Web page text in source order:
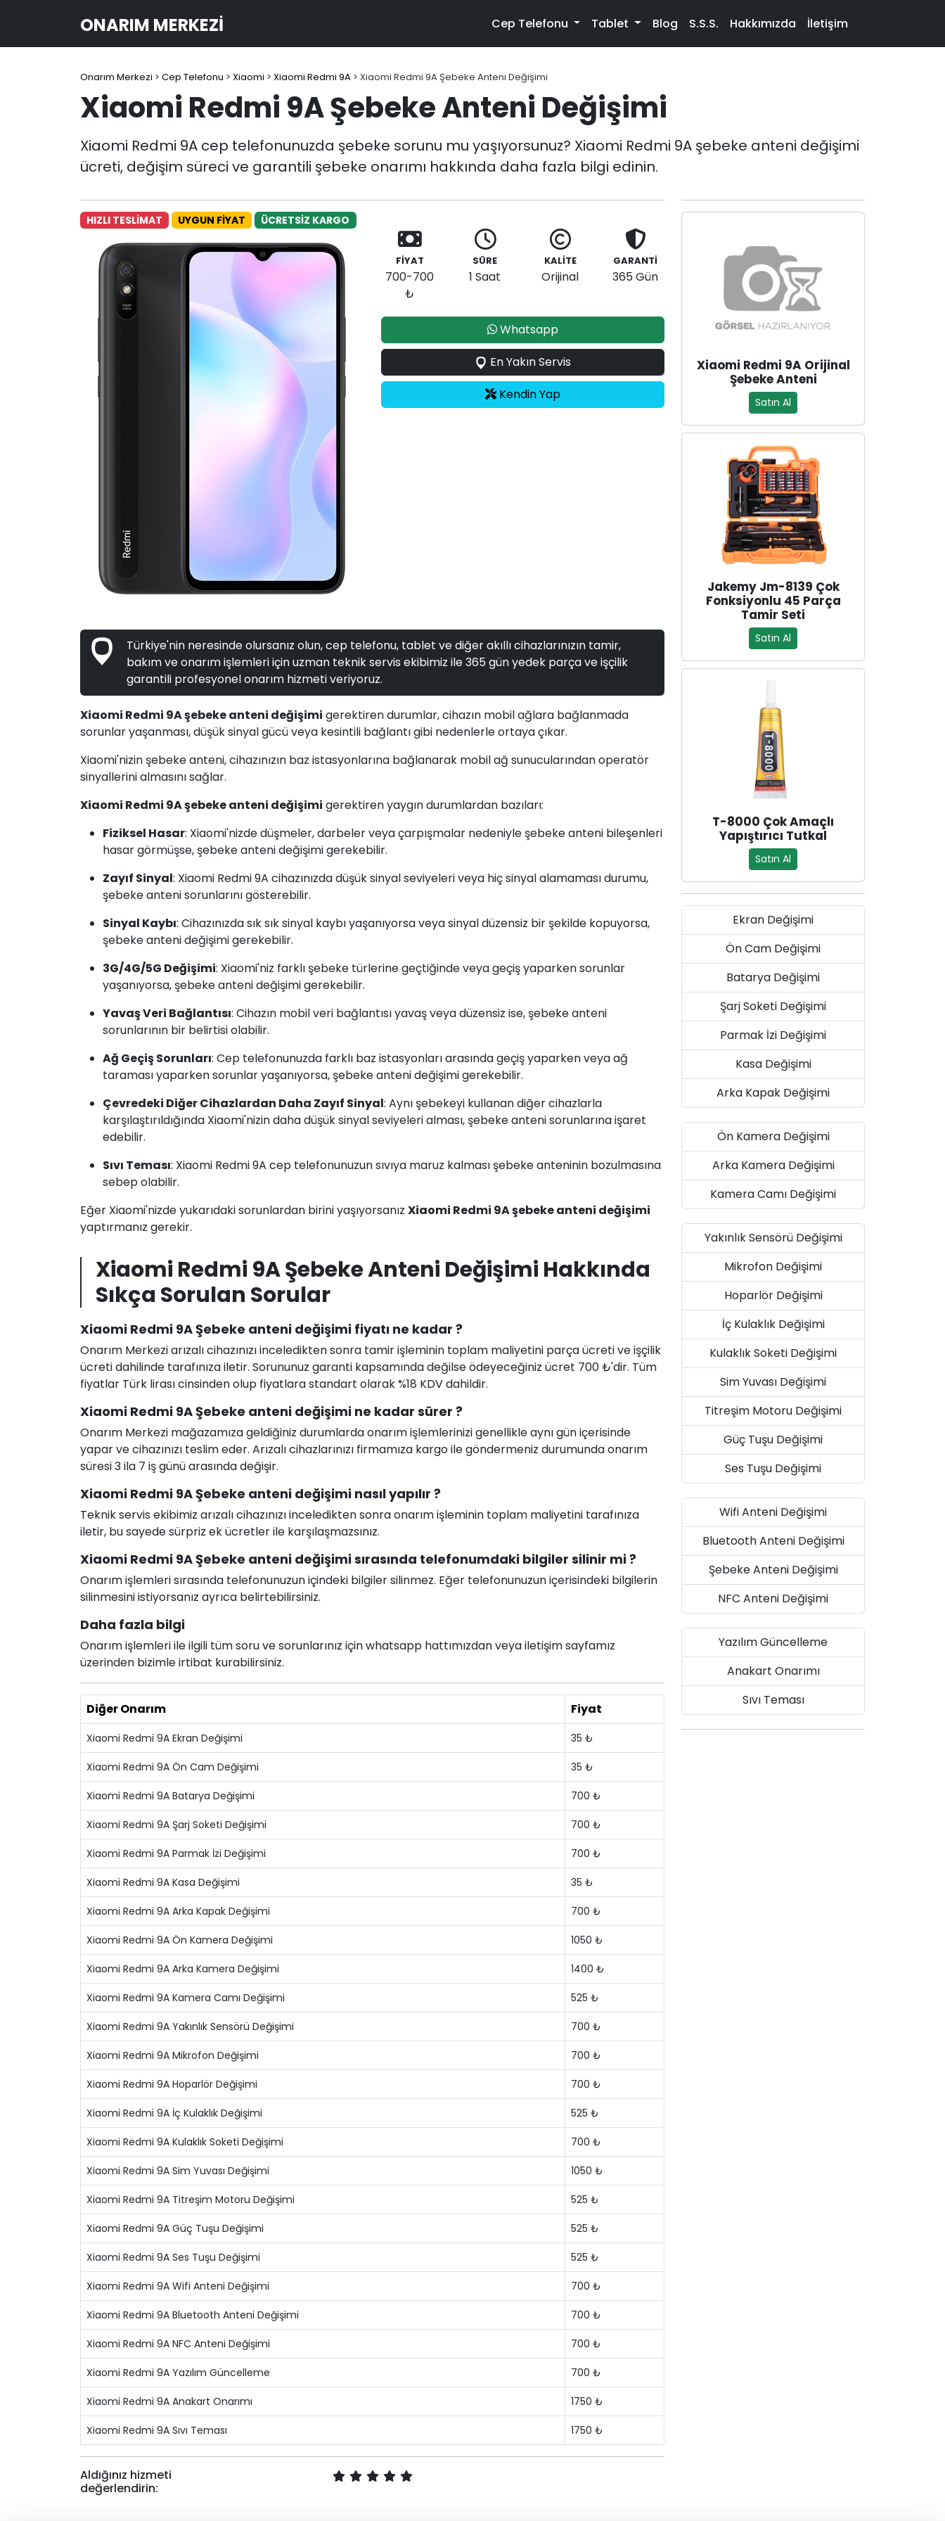
ONARIM MERKEZI Cep Telefonu Tablet Blog S.S.S. Hakkımızda İletişim
Onarım Merkezi > Cep Telefonu > Xiaomi > Xiaomi Redmi 9A > Xiaomi Redmi 9A Şebeke Anteni Değişimi
Xiaomi Redmi 9A Şebeke Anteni Değişimi
Xiaomi Redmi 9A cep telefonunuzda şebeke sorunu mu yaşıyorsunuz? Xiaomi Redmi 9A şebeke anteni değişimi
ücreti, değişim süreci ve garantili şebeke onarımı hakkında daha fazla bilgi edinin.
HIZLI TESLİMAT UYGUN FİYAT ÜCRETSİZ KARGO
FİYAT
700-700
₺
SÜRE
1 Saat
KALİTE
Orijinal
GARANTİ
365 Gün
Whatsapp
En Yakın Servis
Kendin Yap
Türkiye'nin neresinde olursanız olun, cep telefonu, tablet ve diğer akıllı cihazlarınızın tamir,
bakım ve onarım işlemleri için uzman teknik servis ekibimiz ile 365 gün yedek parça ve işçilik
garantili profesyonel onarım hizmeti veriyoruz.
Xiaomi Redmi 9A şebeke anteni değişimi gerektiren durumlar, cihazın mobil ağlara bağlanmada
sorunlar yaşanması, düşük sinyal gücü veya kesintili bağlantı gibi nedenlerle ortaya çıkar.
Xiaomi'nizin şebeke anteni, cihazınızın baz istasyonlarına bağlanarak mobil ağ sunucularından operatör
sinyallerini almasını sağlar.
Xiaomi Redmi 9A şebeke anteni değişimi gerektiren yaygın durumlardan bazıları:
Fiziksel Hasar: Xiaomi'nizde düşmeler, darbeler veya çarpışmalar nedeniyle şebeke anteni bileşenleri
hasar görmüşse, şebeke anteni değişimi gerekebilir.
Zayıf Sinyal: Xiaomi Redmi 9A cihazınızda düşük sinyal seviyeleri veya hiç sinyal alamaması durumu,
şebeke anteni sorunlarını gösterebilir.
Sinyal Kaybı: Cihazınızda sık sık sinyal kaybı yaşanıyorsa veya sinyal düzensiz bir şekilde kopuyorsa,
şebeke anteni değişimi gerekebilir.
3G/4G/5G Değişimi: Xiaomi'niz farklı şebeke türlerine geçtiğinde veya geçiş yaparken sorunlar
yaşanıyorsa, şebeke anteni değişimi gerekebilir.
Yavaş Veri Bağlantısı: Cihazın mobil veri bağlantısı yavaş veya düzensiz ise, şebeke anteni
sorunlarının bir belirtisi olabilir.
Ağ Geçiş Sorunları: Cep telefonunuzda farklı baz istasyonları arasında geçiş yaparken veya ağ
taraması yaparken sorunlar yaşanıyorsa, şebeke anteni değişimi gerekebilir.
Çevredeki Diğer Cihazlardan Daha Zayıf Sinyal: Aynı şebekeyi kullanan diğer cihazlarla
karşılaştırıldığında Xiaomi'nizin daha düşük sinyal seviyeleri alması, şebeke anteni sorunlarına işaret
edebilir.
Sıvı Teması: Xiaomi Redmi 9A cep telefonunuzun sıvıya maruz kalması şebeke anteninin bozulmasına
sebep olabilir.
Eğer Xiaomi'nizde yukarıdaki sorunlardan birini yaşıyorsanız Xiaomi Redmi 9A şebeke anteni değişimi
yaptırmanız gerekir.
Xiaomi Redmi 9A Şebeke Anteni Değişimi Hakkında
Sıkça Sorulan Sorular
Xiaomi Redmi 9A Şebeke anteni değişimi fiyatı ne kadar ?
Onarım Merkezi arızalı cihazınızı inceledikten sonra tamir işleminin toplam maliyetini parça ücreti ve işçilik
ücreti dahilinde tarafınıza iletir. Sorununuz garanti kapsamında değilse ödeyeceğiniz ücret 700 ₺'dir. Tüm
fiyatlar Türk lirası cinsinden olup fiyatlara standart olarak %18 KDV dahildir.
Xiaomi Redmi 9A Şebeke anteni değişimi ne kadar sürer ?
Onarım Merkezi mağazamıza geldiğiniz durumlarda onarım işlemlerinizi genellikle aynı gün içerisinde
yapar ve cihazınızı teslim eder. Arızalı cihazlarınızı firmamıza kargo ile göndermeniz durumunda onarım
süresi 3 ila 7 iş günü arasında değişir.
Xiaomi Redmi 9A Şebeke anteni değişimi nasıl yapılır ?
Teknik servis ekibimiz arızalı cihazınızı inceledikten sonra onarım işleminin toplam maliyetini tarafınıza
iletir, bu sayede sürpriz ek ücretler ile karşılaşmazsınız.
Xiaomi Redmi 9A Şebeke anteni değişimi sırasında telefonumdaki bilgiler silinir mi ?
Onarım işlemleri sırasında telefonunuzun içindeki bilgiler silinmez. Eğer telefonunuzun içerisindeki bilgilerin
silinmesini istiyorsanız ayrıca belirtebilirsiniz.
Daha fazla bilgi
Onarım işlemleri ile ilgili tüm soru ve sorunlarınız için whatsapp hattımızdan veya iletişim sayfamız
üzerinden bizimle irtibat kurabilirsiniz.
Diğer Onarım Fiyat
Xiaomi Redmi 9A Ekran Değişimi 35 ₺
Xiaomi Redmi 9A Ön Cam Değişimi 35 ₺
Xiaomi Redmi 9A Batarya Değişimi 700 ₺
Xiaomi Redmi 9A Şarj Soketi Değişimi 700 ₺
Xiaomi Redmi 9A Parmak İzi Değişimi 700 ₺
Xiaomi Redmi 9A Kasa Değişimi 35 ₺
Xiaomi Redmi 9A Arka Kapak Değişimi 700 ₺
Xiaomi Redmi 9A Ön Kamera Değişimi 1050 ₺
Xiaomi Redmi 9A Arka Kamera Değişimi 1400 ₺
Xiaomi Redmi 9A Kamera Camı Değişimi 525 ₺
Xiaomi Redmi 9A Yakınlık Sensörü Değişimi 700 ₺
Xiaomi Redmi 9A Mikrofon Değişimi 700 ₺
Xiaomi Redmi 9A Hoparlör Değişimi 700 ₺
Xiaomi Redmi 9A İç Kulaklık Değişimi 525 ₺
Xiaomi Redmi 9A Kulaklık Soketi Değişimi 700 ₺
Xiaomi Redmi 9A Sim Yuvası Değişimi 1050 ₺
Xiaomi Redmi 9A Titreşim Motoru Değişimi 525 ₺
Xiaomi Redmi 9A Güç Tuşu Değişimi 525 ₺
Xiaomi Redmi 9A Ses Tuşu Değişimi 525 ₺
Xiaomi Redmi 9A Wifi Anteni Değişimi 700 ₺
Xiaomi Redmi 9A Bluetooth Anteni Değişimi 700 ₺
Xiaomi Redmi 9A NFC Anteni Değişimi 700 ₺
Xiaomi Redmi 9A Yazılım Güncelleme 700 ₺
Xiaomi Redmi 9A Anakart Onarımı 1750 ₺
Xiaomi Redmi 9A Sıvı Teması 1750 ₺
Aldığınız hizmeti
değerlendirin:
Xiaomi Redmi 9A Orijinal
Şebeke Anteni
Satın Al
Jakemy Jm-8139 Çok
Fonksiyonlu 45 Parça
Tamir Seti
Satın Al
T-8000 Çok Amaçlı
Yapıştırıcı Tutkal
Satın Al
Ekran Değişimi
Ön Cam Değişimi
Batarya Değişimi
Şarj Soketi Değişimi
Parmak İzi Değişimi
Kasa Değişimi
Arka Kapak Değişimi
Ön Kamera Değişimi
Arka Kamera Değişimi
Kamera Camı Değişimi
Yakınlık Sensörü Değişimi
Mikrofon Değişimi
Hoparlör Değişimi
İç Kulaklık Değişimi
Kulaklık Soketi Değişimi
Sim Yuvası Değişimi
Titreşim Motoru Değişimi
Güç Tuşu Değişimi
Ses Tuşu Değişimi
Wifi Anteni Değişimi
Bluetooth Anteni Değişimi
Şebeke Anteni Değişimi
NFC Anteni Değişimi
Yazılım Güncelleme
Anakart Onarımı
Sıvı Teması